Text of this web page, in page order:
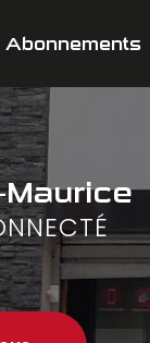
Abonnements